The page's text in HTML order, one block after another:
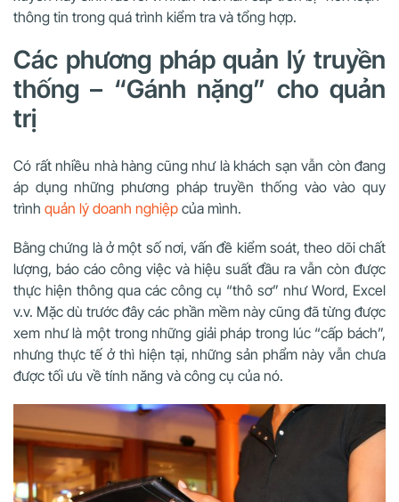
thông tin trong quá trình kiểm tra và tổng hợp.
Các phương pháp quản lý truyền
thống – “Gánh nặng” cho quản
trị
Có rất nhiều nhà hàng cũng như là khách sạn vẫn còn đang
áp dụng những phương pháp truyền thống vào vào quy
trình quản lý doanh nghiệp của mình.
Bằng chứng là ở một số nơi, vấn đề kiểm soát, theo dõi chất
lượng, báo cáo công việc và hiệu suất đầu ra vẫn còn được
thực hiện thông qua các công cụ “thô sơ” như Word, Excel
v.v. Mặc dù trước đây các phần mềm này cũng đã từng được
xem như là một trong những giải pháp trong lúc “cấp bách”,
nhưng thực tế ở thì hiện tại, những sản phẩm này vẫn chưa
được tối ưu về tính năng và công cụ của nó.